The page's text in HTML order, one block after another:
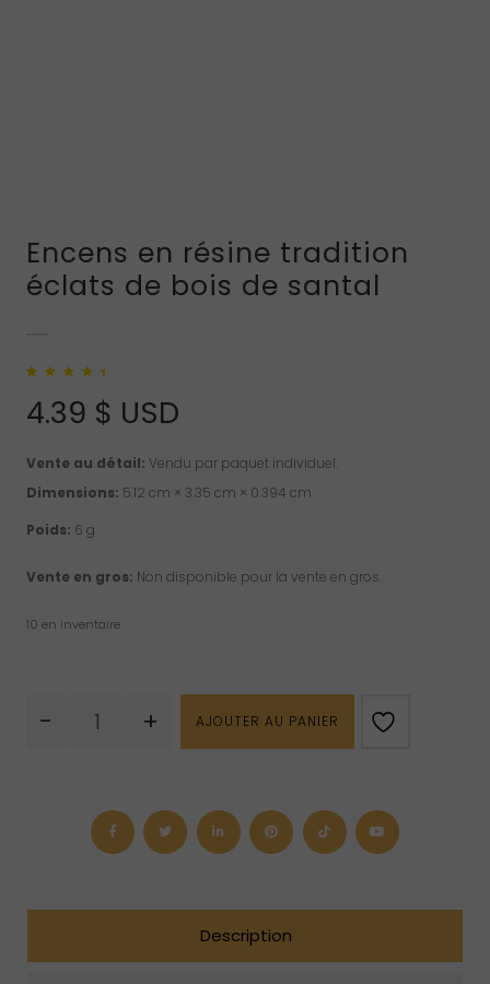
Encens en résine tradition
éclats de bois de santal
notation client
4.39 $ USD
Vente au détail: Vendu par paquet individuel.
Dimensions: 5.12 cm × 3.35 cm × 0.394 cm
Poids: 6 g
Vente en gros: Non disponible pour la vente en gros.
10 en inventaire
-
de
santal
+ AJOUTER AU PANIER
Description